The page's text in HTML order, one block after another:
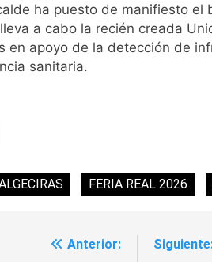
ha puesto de manifiesto el
a cabo la recién creada
en apoyo de la detección de
sanitaria.
FERIA REAL 2026
Anterior: